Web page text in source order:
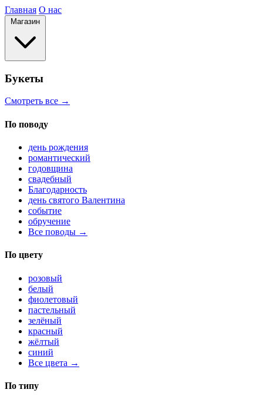
Главная О нас
Магазин
Букеты
Смотреть все →
По поводу
день рождения
романтический
годовщина
свадебный
Благодарность
день святого Валентина
событие
обручение
Все поводы →
По цвету
розовый
белый
фиолетовый
пастельный
зелёный
красный
жёлтый
синий
Все цвета →
По типу